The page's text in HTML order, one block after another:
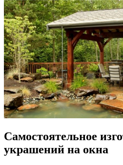
Самостоятельное
украшений на окна